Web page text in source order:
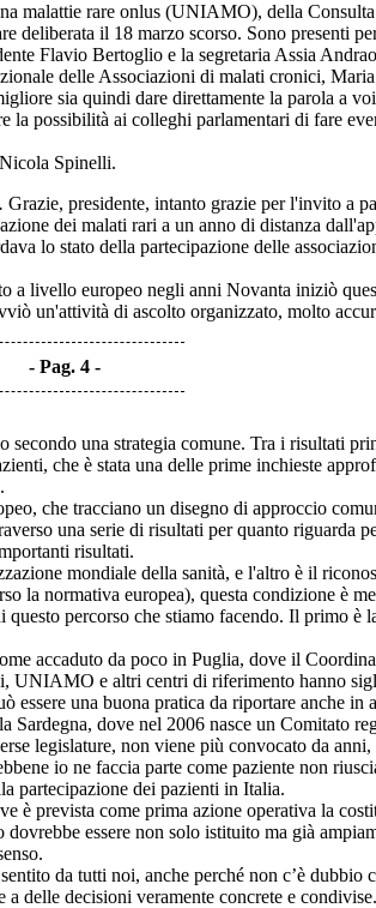
malattie rare onlus (UNIAMO), della
il 18 marzo scorso. Sono presenti
Flavio Bertoglio e la segretaria Assia
delle Associazioni di malati cronici, Maria
sia quindi dare direttamente la parola a
possibilità ai colleghi parlamentari di fare
Spinelli.
Grazie, presidente, intanto grazie per l'invito a
dei malati rari a un anno di distanza
lo stato della partecipazione delle
a livello europeo negli anni Novanta iniziò
un'attività di ascolto organizzato, molto
Pag. 4
una strategia comune. Tra i risultati
che è stata una delle prime inchieste
che tracciano un disegno di approccio
una serie di risultati per quanto riguarda
risultati.
mondiale della sanità, e l'altro è il
normativa europea), questa condizione è
percorso che stiamo facendo. Il primo
accaduto da poco in Puglia, dove il
UNIAMO e altri centri di riferimento hanno
essere una buona pratica da riportare anche in
dove nel 2006 nasce un Comitato
legislature, non viene più convocato da
io ne faccia parte come paziente non
partecipazione dei pazienti in Italia.
prevista come prima azione operativa la
essere non solo istituito ma già
da tutti noi, anche perché non c’è dubbio
delle decisioni veramente concrete e condivise.